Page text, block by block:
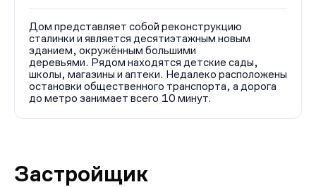
Дом представляет собой реконструкцию
сталинки и является десятиэтажным новым
зданием, окружённым большими
деревьями. Рядом находятся детские сады,
школы, магазины и аптеки. Недалеко расположены
остановки общественного транспорта, а дорога
до метро занимает всего 10 минут.
Застройщик